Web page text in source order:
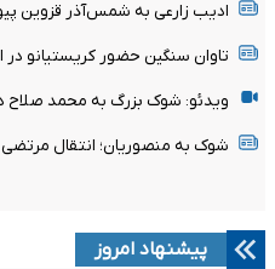
ادیب زارعی به شمس‌آذر قزوین
تاوان سنگین حضور کریستیانو در
ویدئو: شوک بزرگ به محمد صلاح
شوک به منصوریان؛ انتقال
پیشنهاد امروز